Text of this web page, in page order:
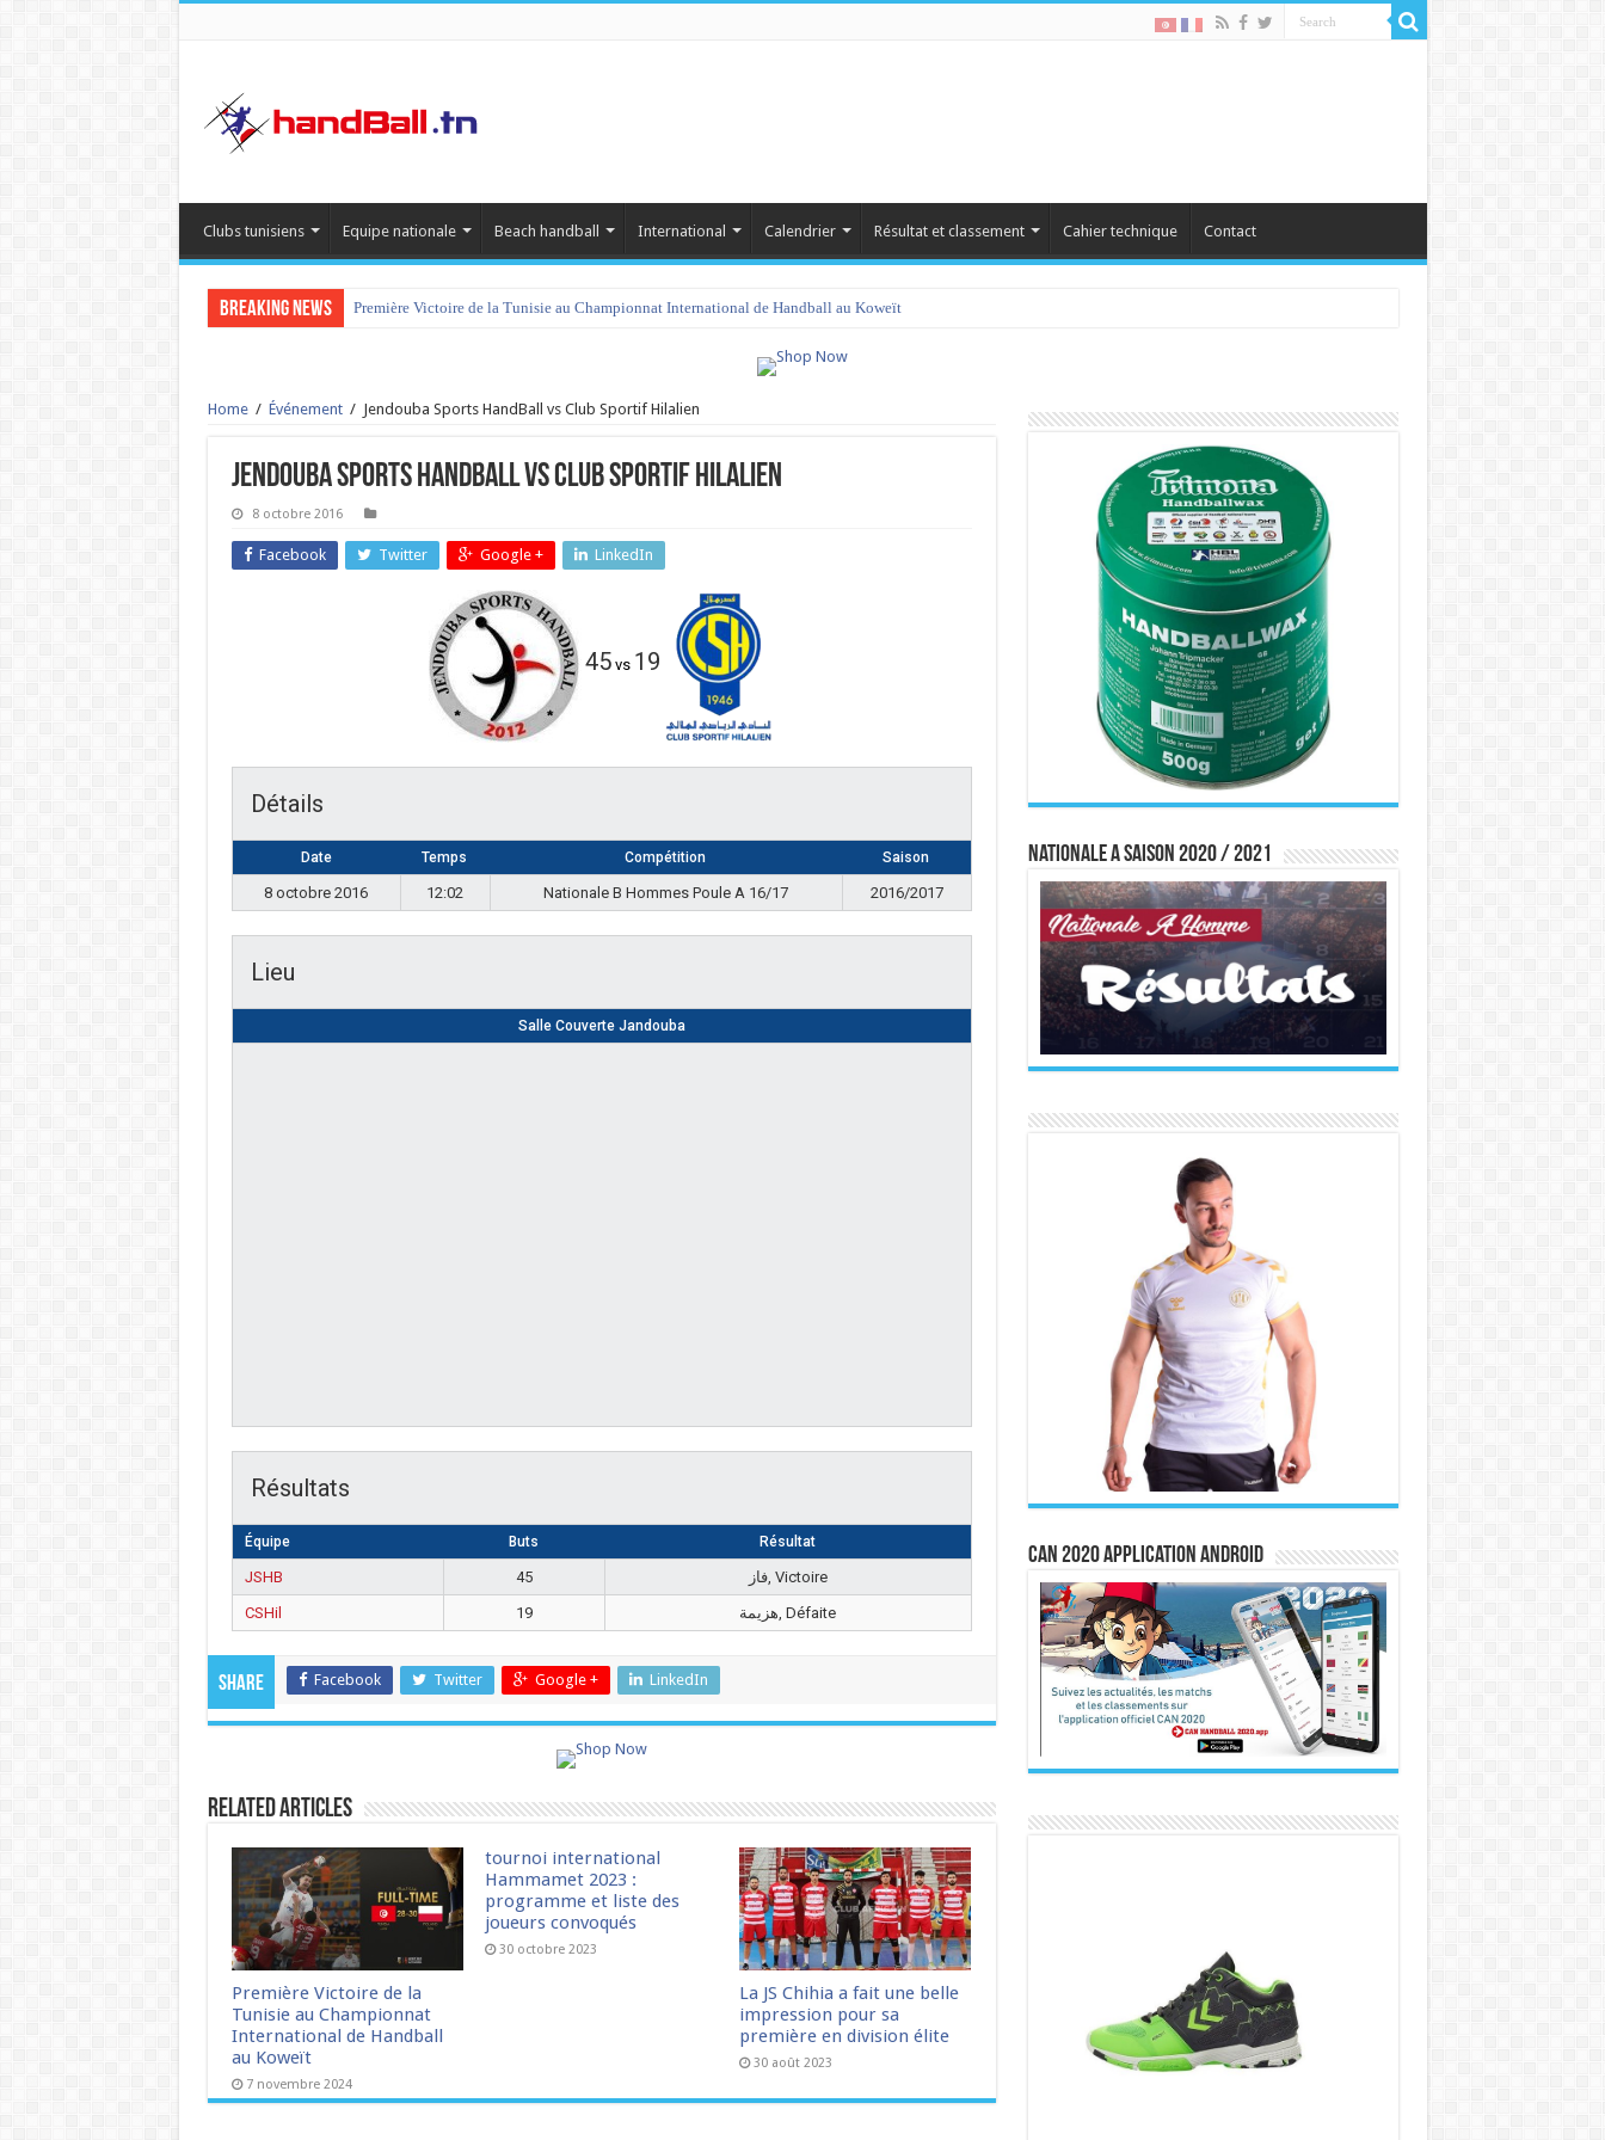
Clubs tunisiens Equipe nationale Beach handball International Calendrier Résultat et classement Cahier technique Contact
Breaking News Première Victoire de la Tunisie au Championnat International de Handball au Koweït
Home / Événement / Jendouba Sports HandBall vs Club Sportif Hilalien
Jendouba Sports HandBall vs Club Sportif Hilalien
8 octobre 2016
Facebook Twitter Google + LinkedIn
45 vs 19
Détails
Date Temps Compétition Saison
8 octobre 2016 12:02 Nationale B Hommes Poule A 16/17 2016/2017
Lieu
Salle Couverte Jandouba
Résultats
Équipe Buts Résultat
JSHB 45
فاز, Victoire
CSHil
19 هزيمة, Défaite
Share Facebook Twitter Google + LinkedIn
Related Articles
Première Victoire de la
Tunisie au Championnat
International de Handball
au Koweït
7 novembre 2024
tournoi international
Hammamet 2023 :
programme et liste des
joueurs convoqués
30 octobre 2023
La JS Chihia a fait une belle
impression pour sa
première en division élite
30 août 2023
Nationale A saison 2020 / 2021
CAN 2020 Application Android